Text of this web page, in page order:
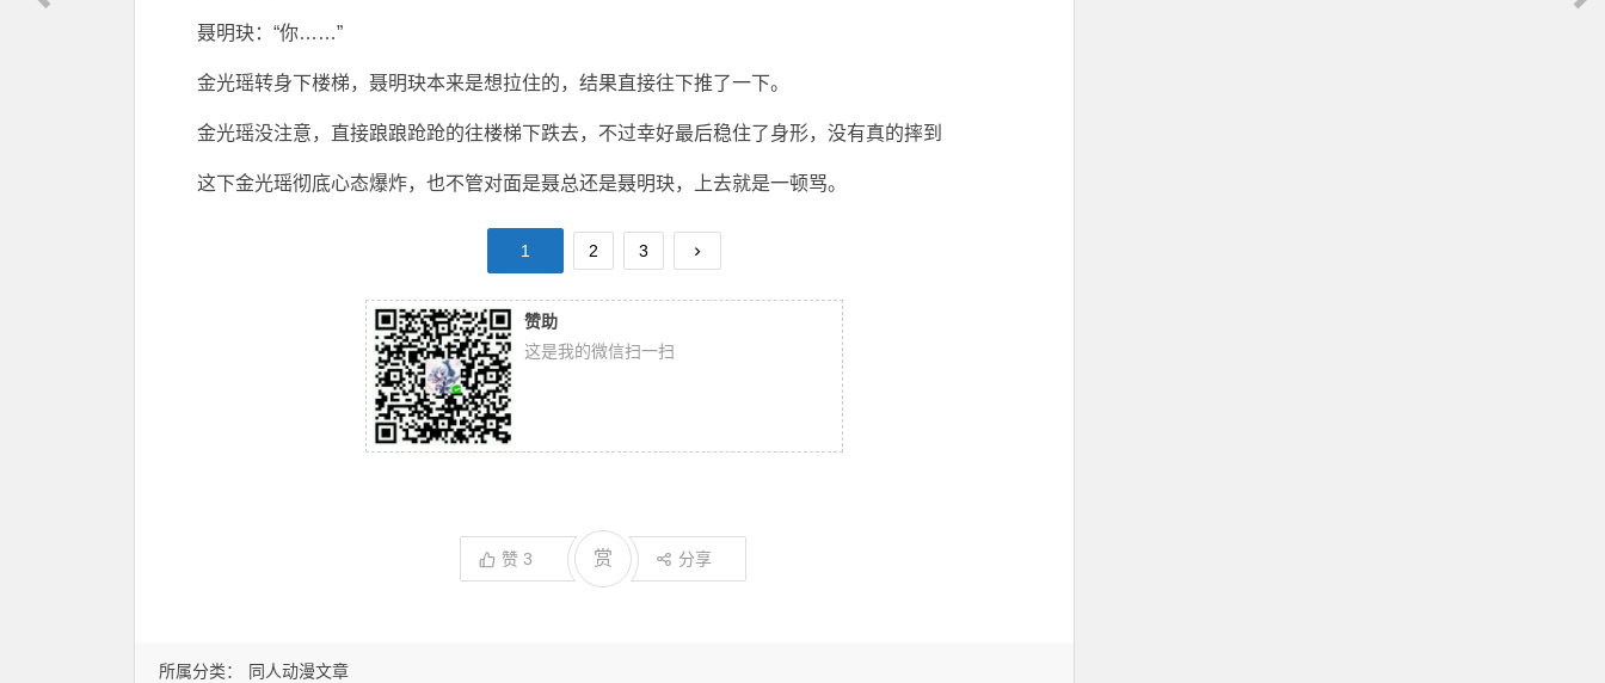
所属分类： 同人动漫文章
聂明玦：“你……”
金光瑶转身下楼梯，聂明玦本来是想拉住的，结果直接往下推了一下。
金光瑶没注意，直接踉踉跄跄的往楼梯下跌去，不过幸好最后稳住了身形，没有真的摔到
这下金光瑶彻底心态爆炸，也不管对面是聂总还是聂明玦，上去就是一顿骂。
1 2 3
赞助
这是我的微信扫一扫
赞 3 赏 分享